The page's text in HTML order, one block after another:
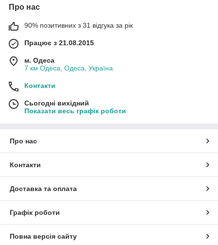
Про нас
90% позитивних з 31 відгука за рік
Працює з 21.08.2015
м. Одеса
7 км Одеса, Одеса, Україна
Контакти
Сьогодні вихідний
Показати весь графік роботи
Про нас
Контакти
Доставка та оплата
Графік роботи
Повна версія сайту